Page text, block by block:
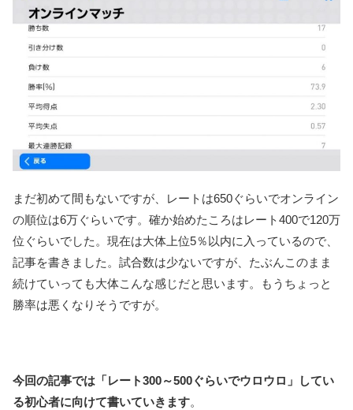
まだ初めて間もないですが、レートは650ぐらいでオンライン
の順位は6万ぐらいです。確か始めたころはレート400で120万
位ぐらいでした。現在は大体上位5％以内に入っているので、
記事を書きました。試合数は少ないですが、たぶんこのまま
続けていっても大体こんな感じだと思います。もうちょっと
勝率は悪くなりそうですが。
今回の記事では「レート300～500ぐらいでウロウロ」してい
る初心者に向けて書いていきます。